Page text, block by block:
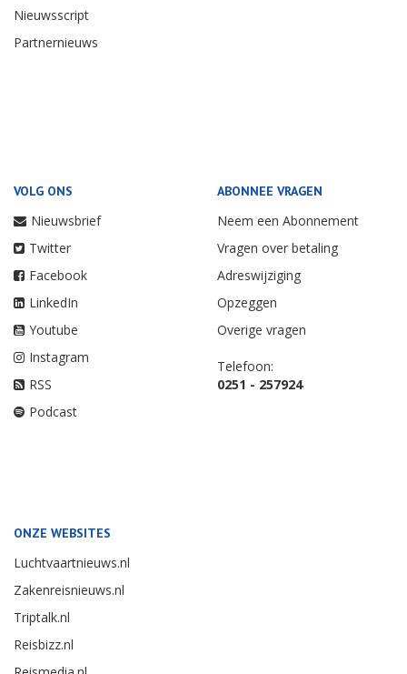
Nieuwsscript
Partnernieuws
VOLG ONS
Nieuwsbrief
Twitter
Facebook
LinkedIn
Youtube
Instagram
RSS
Podcast
ABONNEE VRAGEN
Neem een Abonnement
Vragen over betaling
Adreswijziging
Opzeggen
Overige vragen
Telefoon:
0251 - 257924
ONZE WEBSITES
Luchtvaartnieuws.nl
Zakenreisnieuws.nl
Triptalk.nl
Reisbizz.nl